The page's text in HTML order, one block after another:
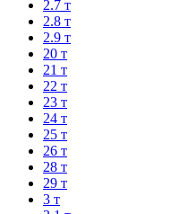
2.7 т
2.8 т
2.9 т
20 т
21 т
22 т
23 т
24 т
25 т
26 т
28 т
29 т
3 т